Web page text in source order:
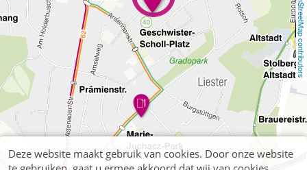
OpenStreetMap contributors
Deze website maakt gebruik van cookies. Door onze website